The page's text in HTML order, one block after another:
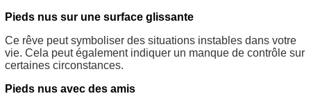
Pieds nus sur une surface glissante
Ce rêve peut symboliser des situations instables dans votre
vie. Cela peut également indiquer un manque de contrôle sur
certaines circonstances.
Pieds nus avec des amis